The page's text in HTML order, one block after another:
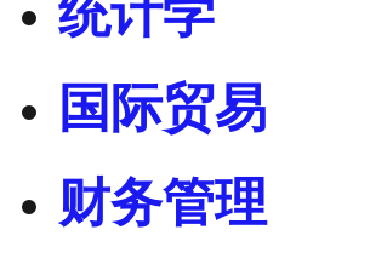
统计学
国际贸易
财务管理